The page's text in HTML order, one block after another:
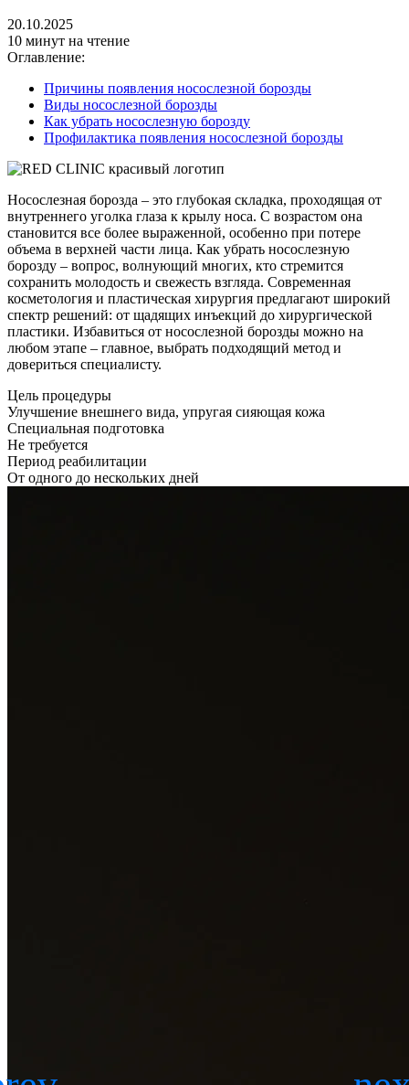
20.10.2025
10 минут на чтение
Оглавление:
Причины появления носослезной борозды
Виды носослезной борозды
Как убрать носослезную борозду
Профилактика появления носослезной борозды
Носослезная борозда – это глубокая складка, проходящая от
внутреннего уголка глаза к крылу носа. С возрастом она
становится все более выраженной, особенно при потере
объема в верхней части лица. Как убрать носослезную
борозду – вопрос, волнующий многих, кто стремится
сохранить молодость и свежесть взгляда. Современная
косметология и пластическая хирургия предлагают широкий
спектр решений: от щадящих инъекций до хирургической
пластики. Избавиться от носослезной борозды можно на
любом этапе – главное, выбрать подходящий метод и
довериться специалисту.
Цель процедуры
Улучшение внешнего вида, упругая сияющая кожа
Специальная подготовка
Не требуется
Период реабилитации
От одного до нескольких дней